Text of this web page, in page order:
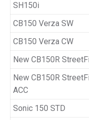
SH150i
CB150 Verza SW
CB150 Verza CW
New CB150R
New CB150R
ACC
Sonic 150 STD